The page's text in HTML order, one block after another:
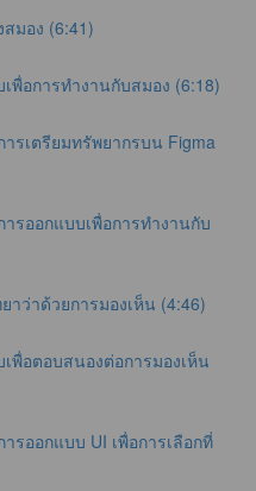
มอง (6:41)
พื่อการทำงานกับสมอง (6:18)
ารเตรียมทรัพยากรบน Figma
ารออกแบบเพื่อการทำงานกับ
าว่าด้วยการมองเห็น (4:46)
พื่อตอบสนองต่อการมองเห็น
รออกแบบ UI เพื่อการเลือกที่